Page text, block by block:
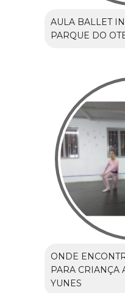
AULA BALLET
PARQUE DO
ONDE
PARA CRIANÇA
YUNES